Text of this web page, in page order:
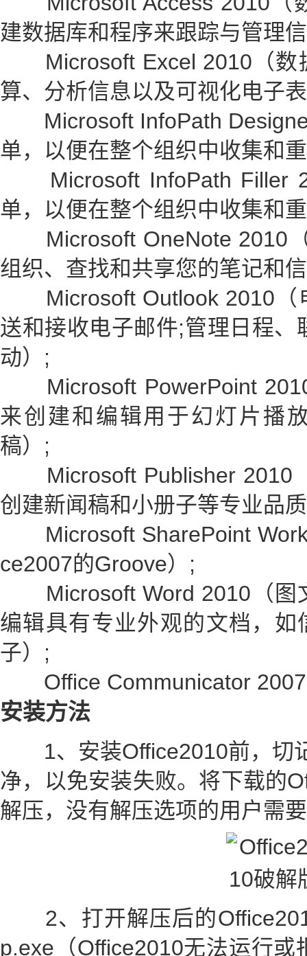
建数据库和程序来跟踪与管理
Microsoft Excel 2010（数
算、分析信息以及可视化电子
Microsoft InfoPath
单，以便在整个组织中收集和
Microsoft InfoPath Filler
单，以便在整个组织中收集和
Microsoft OneNote 2010
组织、查找和共享您的笔记和
Microsoft Outlook 2010（
送和接收电子邮件;管理日程
动）;
Microsoft PowerPoint
来创建和编辑用于幻灯片播
稿）;
Microsoft Publisher 2010
创建新闻稿和小册子等专业品
Microsoft SharePoint
ce2007的Groove）;
Microsoft Word 2010（图
编辑具有专业外观的文档，
子）;
Office Communicator 2007
安装方法
1、安装Office2010前，切
净，以免安装失败。将下载的
解压，没有解压选项的用户需
2、打开解压后的
p.exe（Office2010无法运行